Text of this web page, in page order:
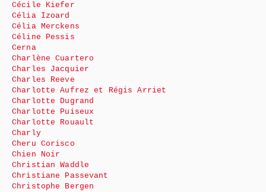
Cécile Kiefer
Célia Izoard
Célia Merckens
Céline Pessis
Cerna
Charlène Cuartero
Charles Jacquier
Charles Reeve
Charlotte Aufrez et Régis Arriet
Charlotte Dugrand
Charlotte Puiseux
Charlotte Rouault
Charly
Cheru Corisco
Chien Noir
Christian Waddle
Christiane Passevant
Christophe Bergen